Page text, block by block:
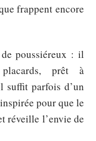
frappent encore
poussiéreux : il
prêt à
suffit parfois d’un
pour que le
réveille l’envie de